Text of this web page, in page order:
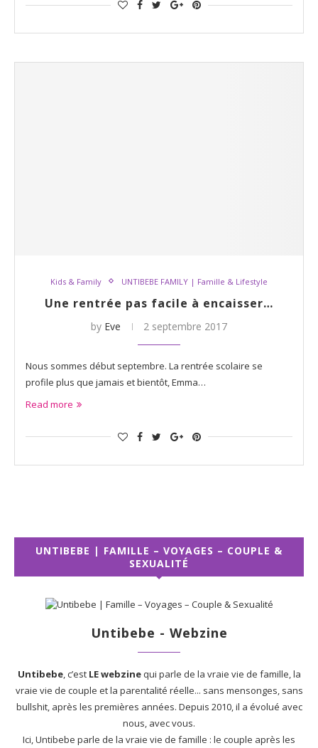
Kids & Family UNTIBEBE FAMILY | Famille & Lifestyle
Une rentrée pas facile à encaisser…
by Eve 2 septembre 2017
Nous sommes début septembre. La rentrée scolaire se
profile plus que jamais et bientôt, Emma…
Read more
UNTIBEBE | FAMILLE – VOYAGES – COUPLE &
SEXUALITÉ
Untibebe - Webzine
Untibebe, c’est LE webzinequi parle de la vraie vie de famille, la
vraie vie de couple et la parentalité réelle... sans mensonges, sans
bullshit, après les premières années. Depuis 2010, il a évolué avec
nous, avec vous.
Ici, Untibebe parle de la vraie vie de famille : le couple après les